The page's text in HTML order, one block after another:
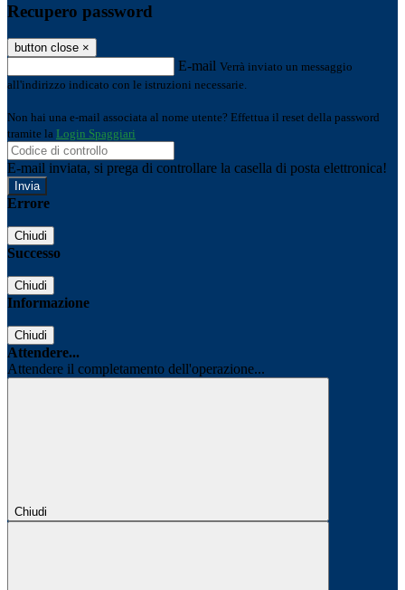
Recupero password
button close ×
E-mail Verrà inviato un messaggio
all'indirizzo indicato con le istruzioni necessarie.
Non hai una e-mail associata al nome utente? Effettua il reset della password
tramite la Login Spaggiari
E-mail inviata, si prega di controllare la casella di posta elettronica!
Errore
Chiudi
Successo
Chiudi
Informazione
Chiudi
Attendere...
Attendere il completamento dell'operazione...
Chiudi